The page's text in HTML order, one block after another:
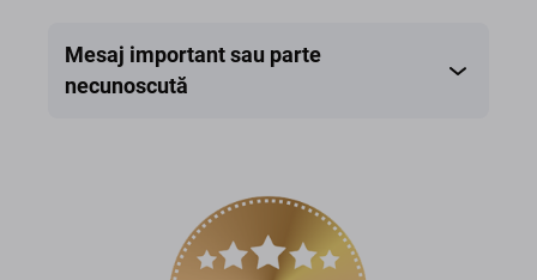
Mesaj important sau parte
necunoscută